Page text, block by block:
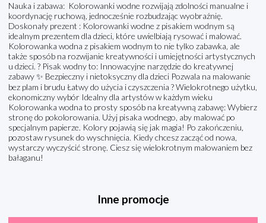
Nauka i zabawa: Kolorowanki wodne rozwijają zdolności manualne i
koordynację ruchową, jednocześnie rozbudzając wyobraźnię.
Doskonały prezent : Kolorowanki wodne z pisakiem wodnym są
idealnym prezentem dla dzieci, które uwielbiają rysować i malować.
Kolorowanka wodna z pisakiem wodnym to nie tylko zabawka, ale
także sposób na rozwijanie kreatywności i umiejętności artystycznych
u dzieci. ?️ Pisak wodny to: Innowacyjne narzędzie do kreatywnej
zabawy ✨ Bezpieczny i nietoksyczny dla dzieci Pozwala na malowanie
bez plam i brudu Łatwy do użycia i czyszczenia ? Wielokrotnego użytku,
ekonomiczny wybór Idealny dla artystów w każdym wieku ️‍
Kolorowanka wodna to prosty sposób na kreatywną zabawę: Wybierz
stronę do pokolorowania. Użyj pisaka wodnego, aby malować po
specjalnym papierze. Kolory pojawią się jak magia! Po zakończeniu,
pozostaw rysunek do wyschnięcia. Kiedy chcesz zacząć od nowa,
wystarczy wyczyścić stronę. Ciesz się wielokrotnym malowaniem bez
bałaganu!
Inne promocje